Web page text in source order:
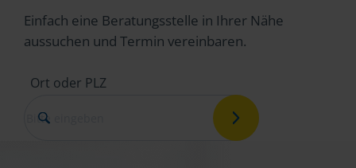
Einfach eine Beratungsstelle in Ihrer Nähe
aussuchen und Termin vereinbaren.
Ort oder PLZ